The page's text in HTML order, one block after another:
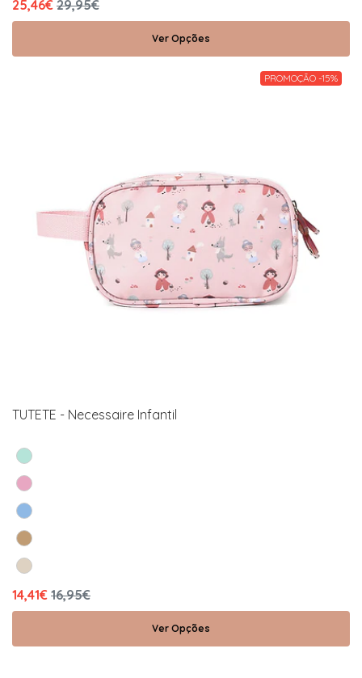
25,46€ 29,95€
Ver Opções
PROMOÇÃO -15%
TUTETE - Necessaire Infantil
14,41€ 16,95€
Ver Opções